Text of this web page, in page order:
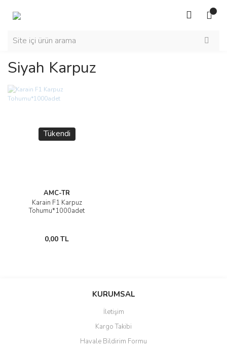
Siyah Karpuz
Tükendi
AMC-TR
Karain F1 Karpuz
Tohumu*1000adet
0,00 TL
KURUMSAL
İletişim
Kargo Takibi
Havale Bildirim Formu